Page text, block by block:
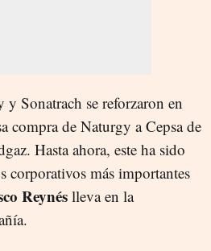
Sonatrach se reforzaron en
compra de Naturgy a Cepsa de
Hasta ahora, este ha sido
corporativos más importantes
Reynés lleva en la